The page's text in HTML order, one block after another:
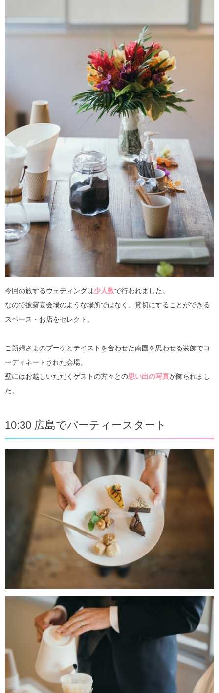
今回の旅するウェディングは少人数で行われました。
なので披露宴会場のような場所ではなく、貸切にすることができる
スペース・お店をセレクト。
ご新婦さまのブーケとテイストを合わせた南国を思わせる装飾でコ
ーディネートされた会場。
壁にはお越しいただくゲストの方々との思い出の写真が飾られまし
た。
10:30 広島でパーティースタート